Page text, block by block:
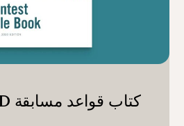
كتاب قواعد مسابقة NHD